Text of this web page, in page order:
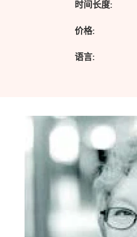
时间长度:
价格:
语言: